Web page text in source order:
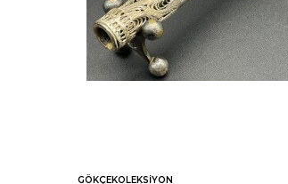
GÖKÇEKOLEKSIYON